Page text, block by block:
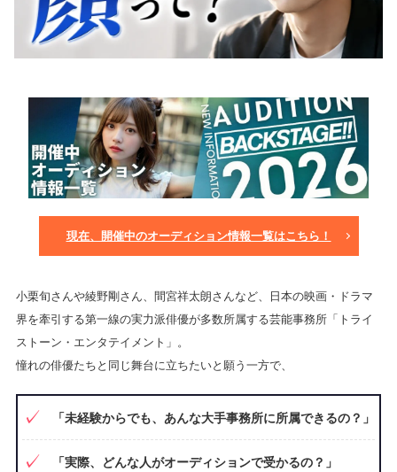
現在、開催中のオーディション情報一覧はこちら！
小栗旬さんや綾野剛さん、間宮祥太朗さんなど、日本の映画・ドラマ
界を牽引する第一線の実力派俳優が多数所属する芸能事務所「トライ
ストーン・エンタテイメント」。
憧れの俳優たちと同じ舞台に立ちたいと願う一方で、
「未経験からでも、あんな大手事務所に所属できるの？」
「実際、どんな人がオーディションで受かるの？」